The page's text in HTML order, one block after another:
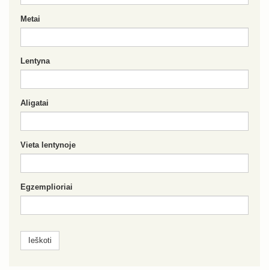
Metai
Lentyna
Aligatai
Vieta lentynoje
Egzemplioriai